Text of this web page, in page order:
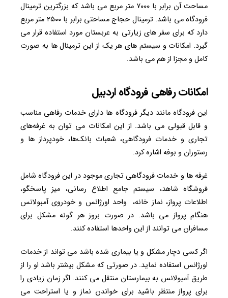
مساحت آن برابر با ۷۰۰۰ متر مربع می باشد که بزرگترین ترمینال
فرودگاه می باشد. ترمینال حجاج مساحتی برابر با ۲۵۰۰ متر مربع
دارد که برای سفر های زیارتی به عربستان مورد استفاده قرار می
گیرد. امکانات و سیستم های هر یک از این ترمینال ها به صورت
کامل و مجزا از هم می باشد.
امکانات رفاهی فرودگاه اردبیل
این فرودگاه مانند دیگر فرودگاه ها دارای خدمات رفاهی مناسب
و قابل قبولی می باشد. از این امکانات می توان به غرفه‌های
تجاری و خدمات فرودگاهی، شعبات بانک‌ها، خودپرداز ها و
رستوران و بوفه اشاره کرد.
غرفه ها و خدمات فرودگاهی تجاری موجود در این فرودگاه شامل
فروشگاه شاهد، سیستم جامع اطلاع رسانی، میز پاسخگو،
اطلاعات پرواز، نماز خانه، واحد اورژانس و خودروی آمبولانس
هنگام پرواز می باشد. در صورت بروز هر گونه مشکل برای
مسافران می توانند از این واحدها استفاده کنند.
اگر کسی دچار مشکل و یا بیماری شده باشد می تواند از خدمات
اورژانس استفاده نماید. در صورتی که مشکل بیشتر باشد او را از
طریق آمبولانس به بیمارستان منتقل می کنند. اگر زمان زیادی را
برای پرواز منتظر باشید برای خواندن نماز و یا استراحت می